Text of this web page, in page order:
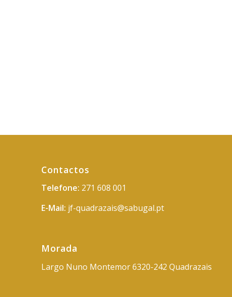
Contactos
Telefone: 271 608 001
E-Mail: jf-quadrazais@sabugal.pt
Morada
Largo Nuno Montemor 6320-242 Quadrazais